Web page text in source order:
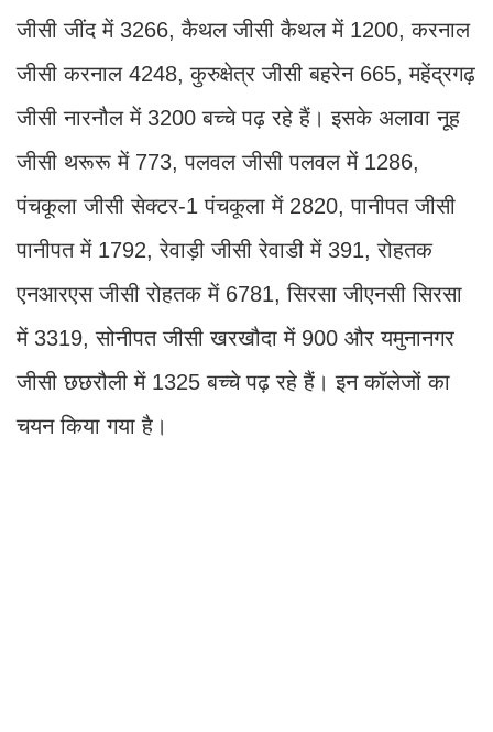
जीसी जींद में 3266, कैथल जीसी कैथल में 1200, करनाल
जीसी करनाल 4248, कुरुक्षेत्र जीसी बहरेन 665, महेंद्रगढ़
जीसी नारनौल में 3200 बच्चे पढ़ रहे हैं। इसके अलावा नूह
जीसी थरूरू में 773, पलवल जीसी पलवल में 1286,
पंचकूला जीसी सेक्टर-1 पंचकूला में 2820, पानीपत जीसी
पानीपत में 1792, रेवाड़ी जीसी रेवाडी में 391, रोहतक
एनआरएस जीसी रोहतक में 6781, सिरसा जीएनसी सिरसा
में 3319, सोनीपत जीसी खरखौदा में 900 और यमुनानगर
जीसी छछरौली में 1325 बच्चे पढ़ रहे हैं। इन कॉलेजों का
चयन किया गया है।